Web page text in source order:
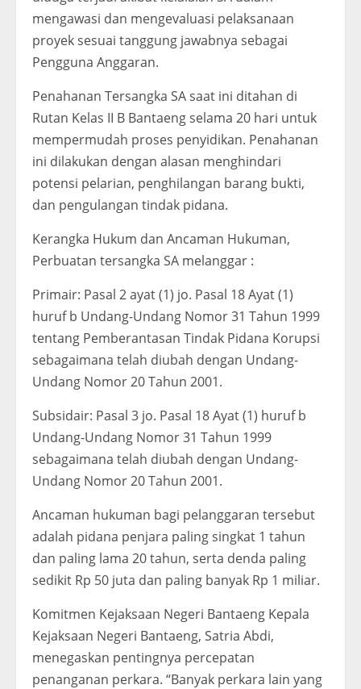
mengawasi dan mengevaluasi pelaksanaan
proyek sesuai tanggung jawabnya sebagai
Pengguna Anggaran.
Penahanan Tersangka SA saat ini ditahan di
Rutan Kelas II B Bantaeng selama 20 hari untuk
mempermudah proses penyidikan. Penahanan
ini dilakukan dengan alasan menghindari
potensi pelarian, penghilangan barang bukti,
dan pengulangan tindak pidana.
Kerangka Hukum dan Ancaman Hukuman,
Perbuatan tersangka SA melanggar :
Primair: Pasal 2 ayat (1) jo. Pasal 18 Ayat (1)
huruf b Undang-Undang Nomor 31 Tahun 1999
tentang Pemberantasan Tindak Pidana Korupsi
sebagaimana telah diubah dengan Undang-
Undang Nomor 20 Tahun 2001.
Subsidair: Pasal 3 jo. Pasal 18 Ayat (1) huruf b
Undang-Undang Nomor 31 Tahun 1999
sebagaimana telah diubah dengan Undang-
Undang Nomor 20 Tahun 2001.
Ancaman hukuman bagi pelanggaran tersebut
adalah pidana penjara paling singkat 1 tahun
dan paling lama 20 tahun, serta denda paling
sedikit Rp 50 juta dan paling banyak Rp 1 miliar.
Komitmen Kejaksaan Negeri Bantaeng Kepala
Kejaksaan Negeri Bantaeng, Satria Abdi,
menegaskan pentingnya percepatan
penanganan perkara. “Banyak perkara lain yang